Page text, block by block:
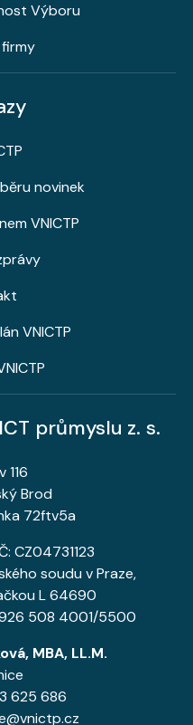
Výboru
novinek
VNICTP
VNICTP
průmyslu z. s.
116
Brod
72ftv5a
CZ04731123
soudu v Praze,
L 64690
926 508 4001/5500
MBA, LL.M.
625 686